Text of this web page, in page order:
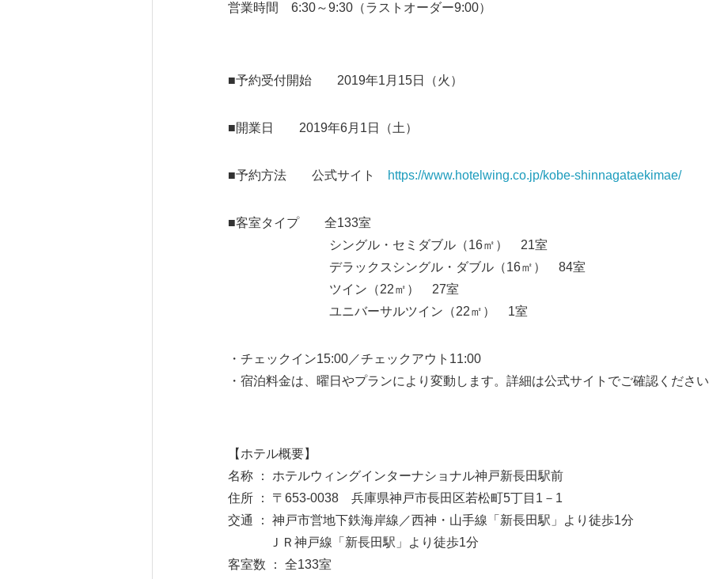
営業時間 6:30～9:30（ラストオーダー9:00）
■予約受付開始 2019年1月15日（火）
■開業日 2019年6月1日（土）
■予約方法 公式サイト https://www.hotelwing.co.jp/kobe-shinnagataekimae/
■客室タイプ 全133室
シングル・セミダブル（16㎡） 21室
デラックスシングル・ダブル（16㎡） 84室
ツイン（22㎡） 27室
ユニバーサルツイン（22㎡） 1室
・チェックイン15:00／チェックアウト11:00
・宿泊料金は、曜日やプランにより変動します。詳細は公式サイトでご確認くださ
【ホテル概要】
名称 ： ホテルウィングインターナショナル神戸新長田駅前
住所 ： 〒653-0038 兵庫県神戸市長田区若松町5丁目1－1
交通 ： 神戸市営地下鉄海岸線／西神・山手線「新長田駅」より徒歩1分
ＪＲ神戸線「新長田駅」より徒歩1分
客室数 ： 全133室
Japanese
English